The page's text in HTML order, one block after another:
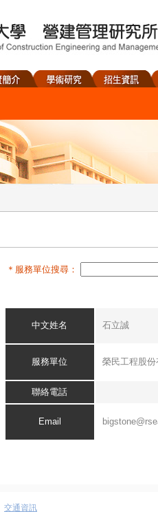
＊服務單位搜尋：
中文姓名 石立誠
服務單位 榮民工程股
聯絡電話
Email
交通資訊